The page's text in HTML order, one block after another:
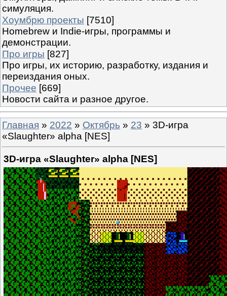
симуляция.
Хоумбрю проекты [7510]
Homebrew и Indie-игры, программы и
демонстрации.
Про игры [827]
Про игры, их историю, разработку, издания и
переиздания оных.
Прочее [669]
Новости сайта и разное другое.
Главная » 2022 » Октябрь » 23 » 3D-игра
«Slaughter» alpha [NES]
3D-игра «Slaughter» alpha [NES]